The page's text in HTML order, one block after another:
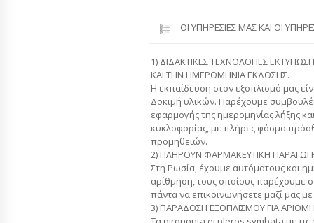
ΟΙ ΥΠΗΡΕΣΊΕΣ ΜΑΣ ΚΑΙ ΟΙ
1) ΔΙΔΑΚΤΙΚΕΣ ΤΕΧΝΟΛΟΓΙΕΣ
ΚΑΙ ΤΗΝ ΗΜΕΡΟΜΗΝΙΑ ΕΚΔΟΣΗΣ.
Η εκπαίδευση στον εξοπλισμό μας
Δοκιμή υλικών. Παρέχουμε
εφαρμογής της ημερομηνίας λήξης
κυκλοφορίας, με πλήρες φάσμα
προμηθειών.
2) ΠΛΗΡΟΥΝ ΦΑΡΜΑΚΕΥΤΙΚΗ
Στη Ρωσία, έχουμε αυτόματους και
αρίθμηση, τους οποίους παρέχουμε
πάντα να επικοινωνήσετε μαζί μας με
3) ΠΑΡΑΔΟΣΗ ΕΞΟΠΛΙΣΜΟΥ ΓΙΑ